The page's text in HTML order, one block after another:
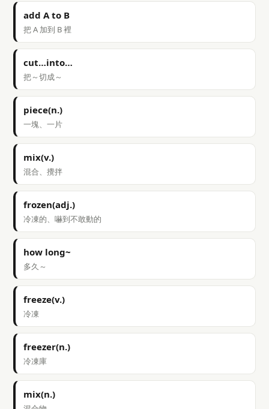
add A to B
把 A 加到 B 裡
cut…into…
把～切成～
piece(n.)
一塊、一片
mix(v.)
混合、攪拌
frozen(adj.)
冷凍的、嚇到不敢動的
how long~
多久～
freeze(v.)
冷凍
freezer(n.)
冷凍庫
mix(n.)